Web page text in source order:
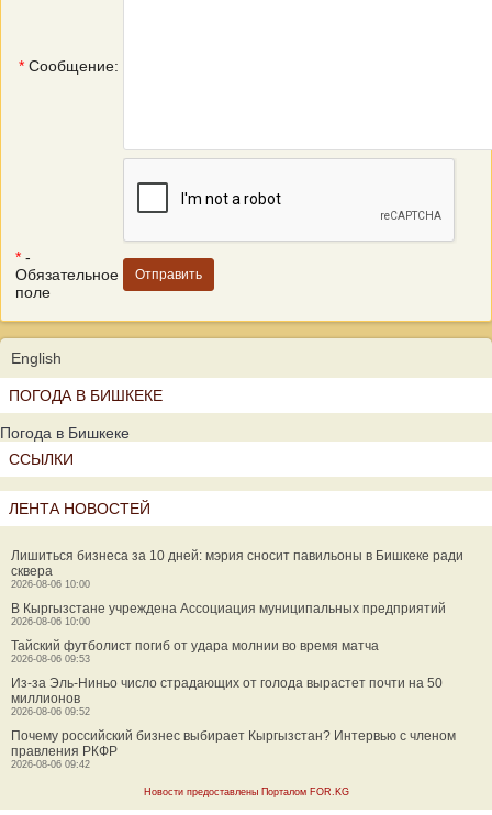
* Сообщение:
* -
Обязательное
поле
English
ПОГОДА В БИШКЕКЕ
Погода в Бишкеке
ССЫЛКИ
ЛЕНТА НОВОСТЕЙ
Лишиться бизнеса за 10 дней: мэрия сносит павильоны в Бишкеке ради
сквера
2026-08-06 10:00
В Кыргызстане учреждена Ассоциация муниципальных предприятий
2026-08-06 10:00
Тайский футболист погиб от удара молнии во время матча
2026-08-06 09:53
Из-за Эль-Ниньо число страдающих от голода вырастет почти на 50
миллионов
2026-08-06 09:52
Почему российский бизнес выбирает Кыргызстан? Интервью с членом
правления РКФР
2026-08-06 09:42
Новости предоставлены Порталом FOR.KG